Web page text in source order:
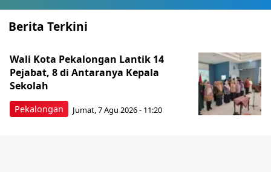
Berita Terkini
Pekalongan
Wali Kota Pekalongan Lantik 14
Pejabat, 8 di Antaranya Kepala
Sekolah
Jumat, 7 Agu 2026 - 11:20